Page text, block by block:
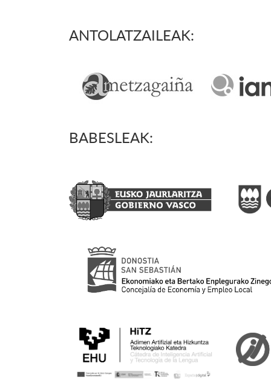
ANTOLATZAILEAK:
BABESLEAK: